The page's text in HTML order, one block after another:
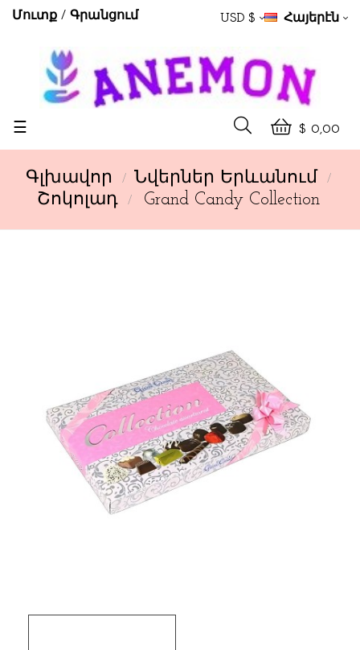
Մուտք Գրանցում USD $ Հայերէն
$ 0,00
Toggle
☰
Գլխավոր
Նվերներ Երևանում
Շոկոլադ
Grand Candy Collection